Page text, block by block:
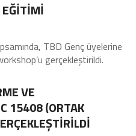
EĞİTİMİ
TBD Genç üyelerine
gerçekleştirildi.
VE
15408 (ORTAK